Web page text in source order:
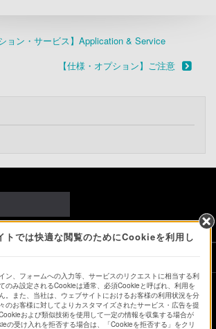
ョン・サービス】Application & Service
【仕様・オプション】ご注意
トでは快適な閲覧のためにCookieを利用し
ン、フォームへの入力等、サービスのリクエストに相当する利
のみ設定されるCookieは通常、必須Cookieと呼ばれ、利用を
。また、当社は、ウェブサイトにおけるお客様の利用状況を分
のお客様に対してよりカスタマイズされたサービス・広告を提
および類似技術を使用して一定の情報を収集する場合が
の受け入れを拒否する場合は、「Cookieを拒否する」をクリ
買い物にあたって
情報 特約店のご案内
ニュースリリース
環境情報
My Sony 利用規約